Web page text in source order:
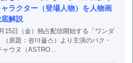
ラクター（登場人物）を人物画
解説
15日（金）独占配信開始する「ワンダ
（原題：원더풀스）より主演のパク・
ャウヌ（ASTRO...